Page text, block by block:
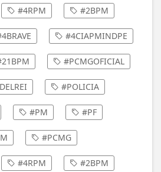
#4RPM #2BPM
#4CIAPMINDPE
#PCMGOFICIAL
#POLICIA
#PM #PF
#PCMG
#4RPM #2BPM